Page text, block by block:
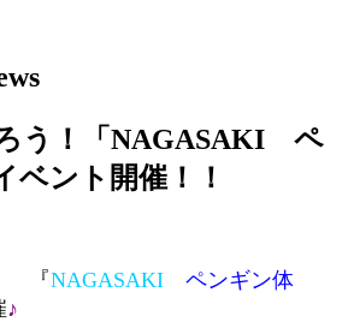
う！「NAGASAKI ペ
ベント開催！！
『NAGASAKI
ペンギン体
♪